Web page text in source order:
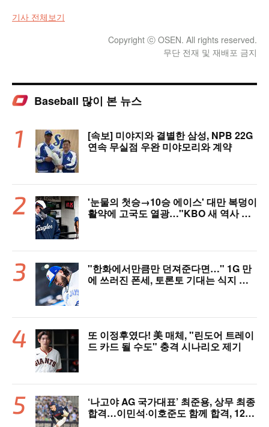
기사 전체보기
Copyright ⓒ OSEN. All rights reserved.
무단 전재 및 재배포 금지
Baseball 많이 본 뉴스
[속보] 미야지와 결별한 삼성, NPB 22G
연속 무실점 우완 미야모리와 계약
'눈물의 첫승→10승 에이스' 대만 복덩이
활약에 고국도 열광…"KBO 새 역사 썼
"한화에서만큼만 던져준다면…" 1G 만
에 쓰러진 폰세, 토론토 기대는 식지 않
또 이정후였다! 美 매체, "린도어 트레이
드 카드 될 수도" 충격 시나리오 제기
‘나고야 AG 국가대표’ 최준용, 상무 최종
합격…이민석·이호준도 함께 합격, 12월